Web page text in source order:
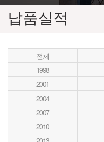
납품실적
전체
1998
2001
2004
2007
2010